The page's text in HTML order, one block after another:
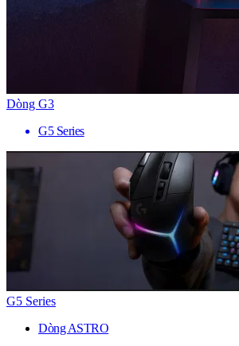
Dòng G3
G5 Series
G5 Series
Dòng ASTRO